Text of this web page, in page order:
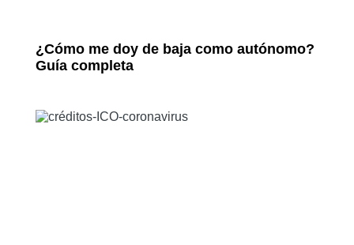
¿Cómo me doy de baja como autónomo?
Guía completa